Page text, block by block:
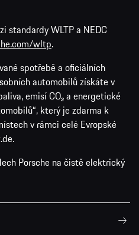
standardy WLTP a NEDC
wltp.
spotřebě a oficiálních
automobilů získáte v
emisí CO₂ a energetické
který je zdarma k
v rámci celé Evropské
Porsche na čistě elektrický